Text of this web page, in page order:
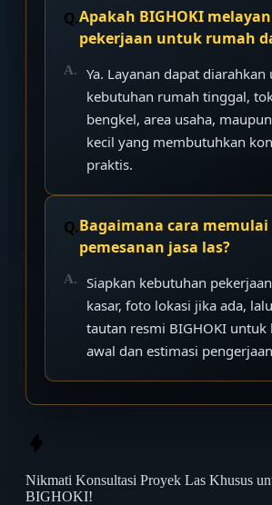
Apakah BIGHOKI
pekerjaan untuk rumah
Ya. Layanan dapat diarahkan
kebutuhan rumah tinggal,
bengkel, area usaha,
kecil yang membutuhkan
praktis.
Bagaimana cara memulai
pemesanan jasa las?
Siapkan kebutuhan
kasar, foto lokasi jika ada,
tautan resmi BIGHOKI untuk
awal dan estimasi
Nikmati Konsultasi Proyek Las Khusus
BIGHOKI!